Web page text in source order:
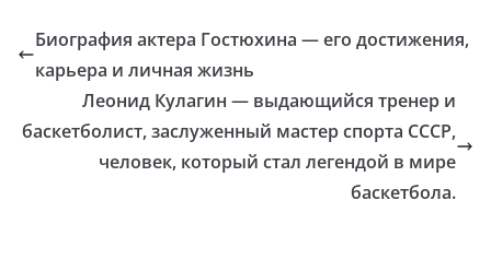
Биография актера Гостюхина — его достижения,
карьера и личная жизнь
Леонид Кулагин — выдающийся тренер и
баскетболист, заслуженный мастер спорта СССР,
человек, который стал легендой в мире
баскетбола.